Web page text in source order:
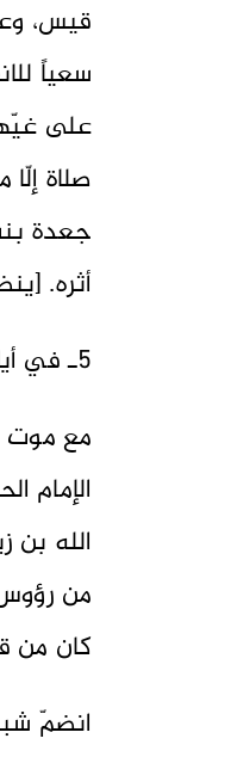
قيس،
سعياً
على
صلاة
جعدة
أثره. [ينظر: رجال
5ـ في أيام الإمام الحسين (ع) بعد موت معاوية:
مع موت
الإمام
الله
من
كان من
انضمّ